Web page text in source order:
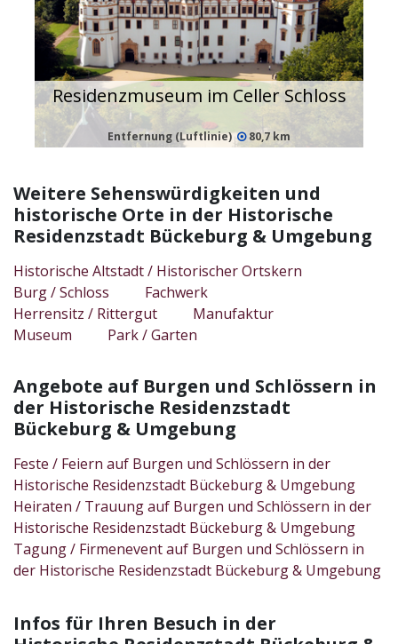
Residenzmuseum im Celler Schloss
Entfernung (Luftlinie) 80,7 km
Weitere Sehenswürdigkeiten und
historische Orte in der Historische
Residenzstadt Bückeburg & Umgebung
Historische Altstadt / Historischer Ortskern
Burg / Schloss
Fachwerk
Herrensitz / Rittergut
Manufaktur
Museum
Park / Garten
Angebote auf Burgen und Schlössern in
der Historische Residenzstadt
Bückeburg & Umgebung
Feste / Feiern auf Burgen und Schlössern in der
Historische Residenzstadt Bückeburg & Umgebung
Heiraten / Trauung auf Burgen und Schlössern in der
Historische Residenzstadt Bückeburg & Umgebung
Tagung / Firmenevent auf Burgen und Schlössern in
der Historische Residenzstadt Bückeburg & Umgebung
Infos für Ihren Besuch in der